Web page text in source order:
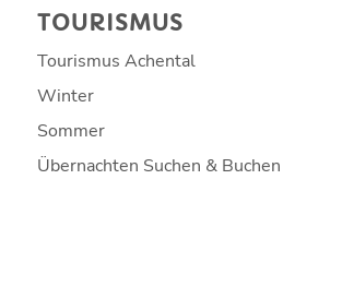
TOURISMUS
Tourismus Achental
Winter
Sommer
Übernachten Suchen & Buchen